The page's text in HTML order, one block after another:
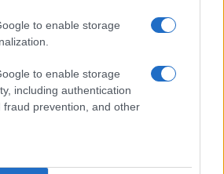
to enable storage
to enable storage
including authentication
fraud prevention, and other
ΤΟΝ ΔΗΜΙΟΥΡΓΟ
Wayve και Uber ενώνουν